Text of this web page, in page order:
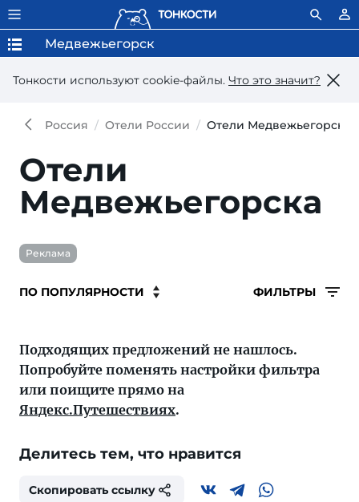
Тонкости используют сookie-файлы. Что это значит?
Медвежьегорск
Россия Отели России Отели Медвежьегорска
Отели
Медвежьегорска
Реклама
ФИЛЬТРЫ
Подходящих предложений не нашлось.
Попробуйте поменять настройки фильтра
или поищите прямо на
Яндекс.Путешествиях.
Делитесь тем, что нравится
Скопировать ссылку